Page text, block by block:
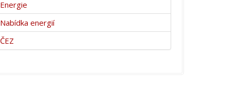
Energie
Nabídka energií
ČEZ